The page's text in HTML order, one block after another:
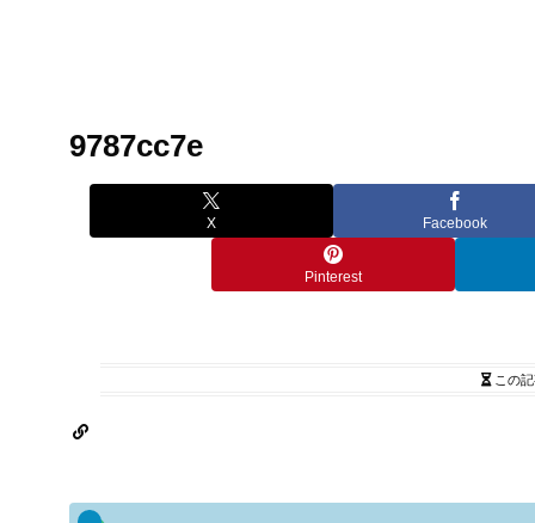
9787cc7e
X Facebook
Pinterest
この